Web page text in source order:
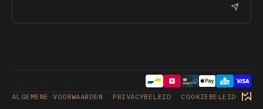
ALGEMENE VOORWAARDEN PRIVACYBELEID COOKIEBELEID